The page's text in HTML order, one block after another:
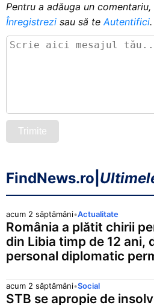
Pentru a adăuga un
Înregistrezi sau să teAutentifici.
Trimite
FindNews.ro
acum 2 săptămâni•Actualitate
România a plătit chirii
din Libia timp de 12 ani,
personal diplomatic
acum 2 săptămâni•Social
STB se apropie de